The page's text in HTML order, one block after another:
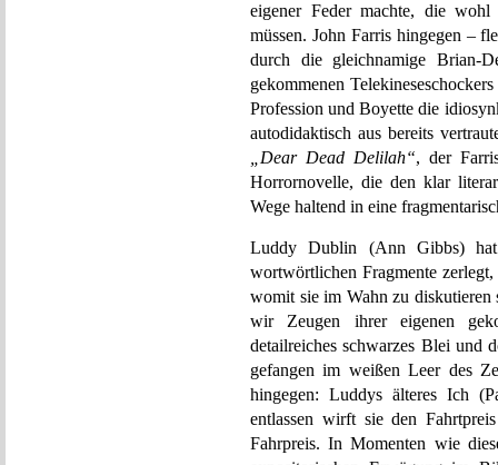
eigener Feder machte, die
müssen. John Farris hingegen –
durch die gleichnamige Brian-
gekommenen
Profession und Boyette die
autodidaktisch aus bereits
„Dear Dead Delilah“, der
Horrornovelle, die den klar
Wege haltend in eine
Luddy Dublin (Ann Gibbs)
wortwörtlichen Fragmente
womit sie im Wahn zu diskutieren
wir Zeugen ihrer eigenen
detailreiches schwarzes Blei und
gefangen im weißen Leer des
hingegen: Luddys älteres Ich
entlassen wirft sie den
Fahrpreis. In Momenten wie